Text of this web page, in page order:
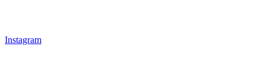
Instagram